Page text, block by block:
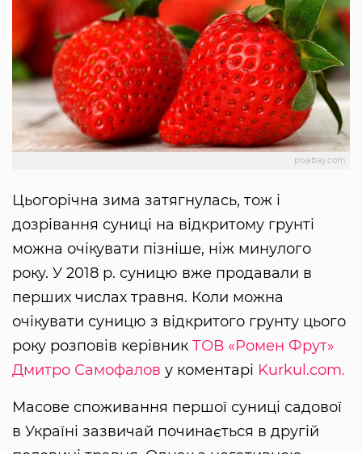
pixabay.com
Цьогорічна зима затягнулась, тож і
дозрівання суниці на відкритому грунті
можна очікувати пізніше, ніж минулого
року. У 2018 р. суницю вже продавали в
перших числах травня. Коли можна
очікувати суницю з відкритого грунту цього
року розповів керівник ТОВ «Ромен Фрут»
Дмитро Самофалов у коментарі Kurkul.com.
Масове споживання першої суниці садової
в Україні зазвичай починається в другій